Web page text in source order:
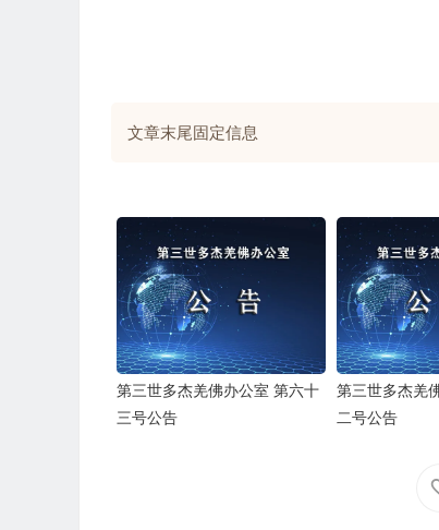
文章末尾固定信息
第三世多杰羌佛办公室 第六十
三号公告
第三世多杰羌
二号公告